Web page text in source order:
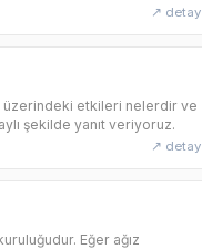
↗ detay
üzerindeki etkileri nelerdir ve
şekilde yanıt veriyoruz.
↗ detay
Eğer ağız